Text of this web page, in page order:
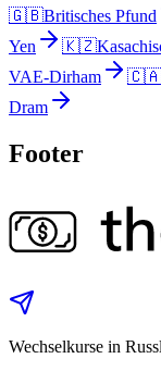
🇬🇧Britisches Pfund
Yen
🇰🇿
VAE-Dirham
🇨🇦
Dram
Footer
Wechselkurse in